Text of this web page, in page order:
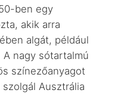
ben egy
akik arra
algát, például
A nagy sótartalmú
színezőanyagot
Ausztrália